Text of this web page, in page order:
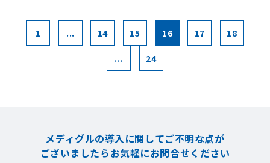
1 ... 14 15 16 17 18
... 24
メディグルの導入に関してご不明な点が
ございましたらお気軽にお問合せください